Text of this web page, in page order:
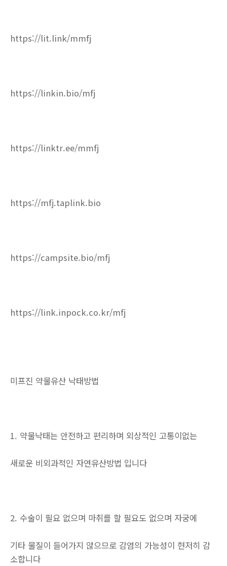
https://lit.link/mmfj
https://linkin.bio/mfj
https://linktr.ee/mmfj
https://mfj.taplink.bio
https://campsite.bio/mfj
https://link.inpock.co.kr/mfj
미프진 약물유산 낙태방법
1. 약물낙태는 안전하고 편리하며 외상적인 고통이없는
새로운 비외과적인 자연유산방법 입니다
2. 수술이 필요 없으며 마취를 할 필요도 없으며 자궁에
기타 물질이 들어가지 않으므로 감염의 가능성이 현저히 감
소합니다